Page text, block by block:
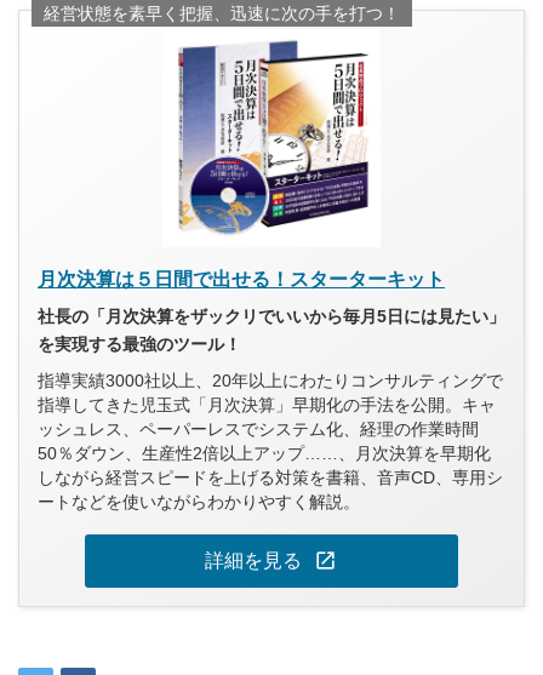
経営状態を素早く把握、迅速に次の手を打つ！
月次決算は５日間で出せる！スターターキット
社長の「月次決算をザックリでいいから毎月5日には見たい」
を実現する最強のツール！
指導実績3000社以上、20年以上にわたりコンサルティングで
指導してきた児玉式「月次決算」早期化の手法を公開。キャ
ッシュレス、ペーパーレスでシステム化、経理の作業時間
50％ダウン、生産性2倍以上アップ……、月次決算を早期化
しながら経営スピードを上げる対策を書籍、音声CD、専用シ
ートなどを使いながらわかりやすく解説。
詳細を見る open_in_new